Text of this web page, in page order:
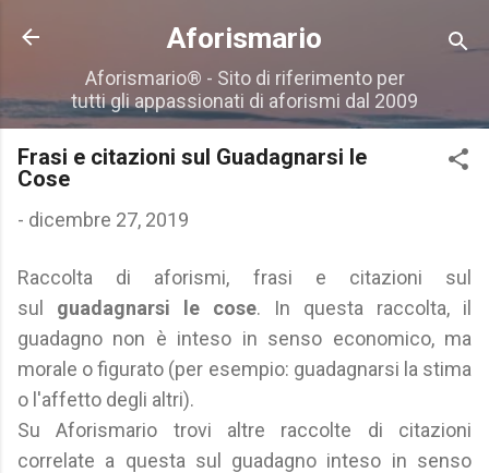
Passa ai contenuti principali
Aforismario
Aforismario® - Sito di riferimento per
tutti gli appassionati di aforismi dal 2009
Frasi e citazioni sul Guadagnarsi le
Cose
- dicembre 27, 2019
Raccolta di aforismi, frasi e citazioni sul
sul guadagnarsi le cose. In questa raccolta, il
guadagno non è inteso in senso economico, ma
morale o figurato (per esempio: guadagnarsi la stima
o l'affetto degli altri).
Su Aforismario trovi altre raccolte di citazioni
correlate a questa sul guadagno inteso in senso